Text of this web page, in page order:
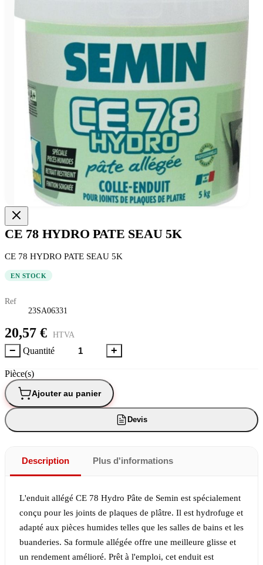
CE 78 HYDRO PATE SEAU 5K
CE 78 HYDRO PATE SEAU 5K
EN STOCK
Ref
23SA06331
20,57 € HTVA
− Quantité +
Pièce(s)
Ajouter au panier
Devis
Description Plus d'informations
L'enduit allégé CE 78 Hydro Pâte de Semin est spécialement
conçu pour les joints de plaques de plâtre. Il est hydrofuge et
adapté aux pièces humides telles que les salles de bains et les
buanderies. Sa formule allégée offre une meilleure glisse et
un rendement amélioré. Prêt à l'emploi, cet enduit est